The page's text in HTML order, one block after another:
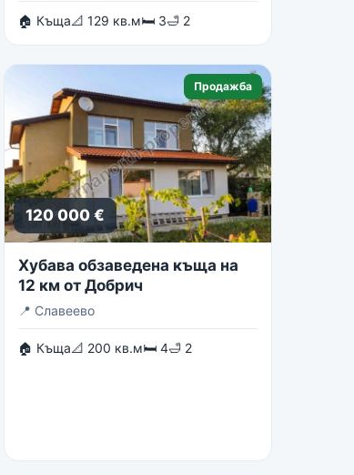
🏠 Къща📐 129 кв.м🛏 3🛁 2
Продажба
120 000 €
Хубава обзаведена къща на
12 км от Добрич
📍 Славеево
🏠 Къща📐 200 кв.м🛏 4🛁 2